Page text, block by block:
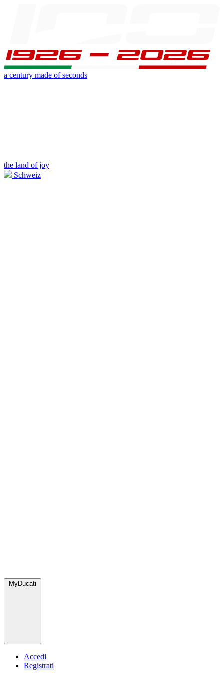
a century made of seconds
the land of joy
Schweiz
MyDucati
Accedi
Registrati